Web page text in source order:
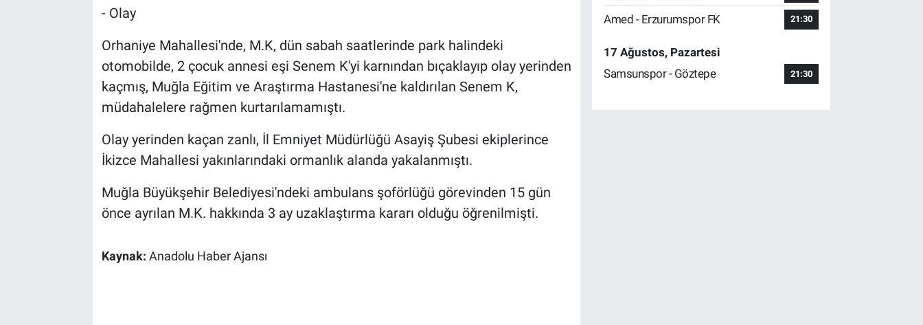
- Olay
Orhaniye Mahallesi'nde, M.K, dün sabah saatlerinde park halindeki
otomobilde, 2 çocuk annesi eşi Senem K'yi karnından bıçaklayıp olay yerinden
kaçmış, Muğla Eğitim ve Araştırma Hastanesi'ne kaldırılan Senem K,
müdahalelere rağmen kurtarılamamıştı.
Olay yerinden kaçan zanlı, İl Emniyet Müdürlüğü Asayiş Şubesi ekiplerince
İkizce Mahallesi yakınlarındaki ormanlık alanda yakalanmıştı.
Muğla Büyükşehir Belediyesi'ndeki ambulans şoförlüğü görevinden 15 gün
önce ayrılan M.K. hakkında 3 ay uzaklaştırma kararı olduğu öğrenilmişti.
Kaynak: Anadolu Haber Ajansı
Amed - Erzurumspor FK 21:30
17 Ağustos, Pazartesi
Samsunspor - Göztepe
21:30